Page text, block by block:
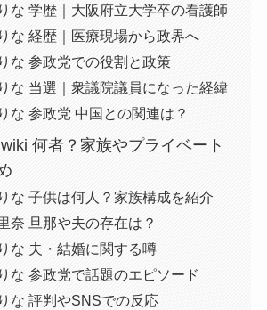
な 学歴｜大阪府立大学卒の看護師
な 経歴｜医療現場から政界へ
な 参政党での役割と政策
な 当選｜衆議院議員になった経緯
な 参政党 中国との関連は？
何者？家族やプライベート
な 子供は何人？家族構成を紹介
奈 旦那や夫の存在は？
な 夫・結婚に関する噂
な 参政党で話題のエピソード
な 評判やSNSでの反応